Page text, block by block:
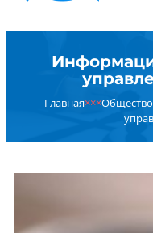
СТУДЕНТУ
ДОПОБРАЗОВАНИЕ
ОБ УНИВЕРСИТЕТЕ
НОВОСТИ
Главная×××Общество